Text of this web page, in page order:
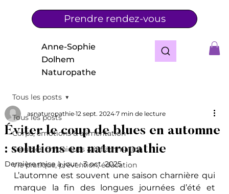
Anne-Sophie
Dolhem
Naturopathe
Prendre rendez-vous
Tous les posts
Corps, émotions & alimentation
Troubles chroniques & inflammation
Vie pratique, prévention, éducation
Tous les posts
Éviter le coup de blues en automne
: solutions en naturopathie
asnaturopathie 12 sept. 2024 7 min de lecture
Dernière mise à jour :3 oct. 2025
L’automne est souvent une saison charnière qui
marque la fin des longues journées d’été et